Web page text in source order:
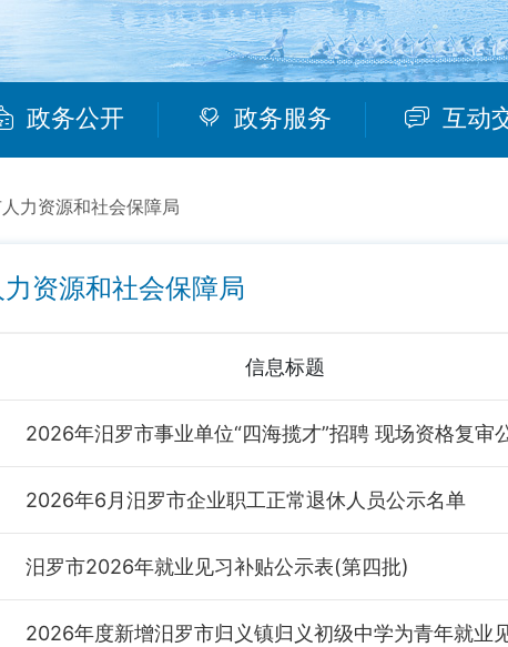
政务公开 政务服务 互动
力资源和社会保障局
资源和社会保障局
信息标题
2026年汨罗市事业单位“四海揽才”招聘 现场资格复审
2026年6月汨罗市企业职工正常退休人员公示名单
汨罗市2026年就业见习补贴公示表(第四批)